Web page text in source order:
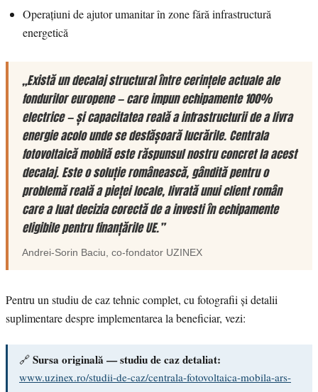
Operațiuni de ajutor umanitar în zone fără infrastructură
energetică
„Există un decalaj structural între cerințele actuale ale
fondurilor europene — care impun echipamente 100%
electrice — și capacitatea reală a infrastructurii de a livra
energie acolo unde se desfășoară lucrările. Centrala
fotovoltaică mobilă este răspunsul nostru concret la acest
decalaj. Este o soluție românească, gândită pentru o
problemă reală a pieței locale, livrată unui client român
care a luat decizia corectă de a investi în echipamente
eligibile pentru finanțările UE.”
Andrei-Sorin Baciu, co-fondator UZINEX
Pentru un studiu de caz tehnic complet, cu fotografii și detalii
suplimentare despre implementarea la beneficiar, vezi:
🔗 Sursa originală — studiu de caz detaliat:
www.uzinex.ro/studii-de-caz/centrala-fotovoltaica-mobila-ars-